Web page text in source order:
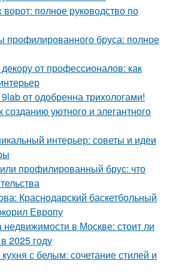
полное руководство по
профилированного бруса: полное
от профессионалов: как
от одобренна трихологами!
уютного и элегантного
интерьер: советы и идеи
профилированный брус: что
Краснодарский баскетбольный
Европу
в Москве: стоит ли
2025 году
с белым: сочетание стилей и